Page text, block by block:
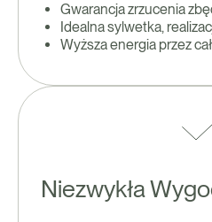
Gwarancja zrzucenia
Idealna sylwetka,
Wyższa energia przez
Niezwykła